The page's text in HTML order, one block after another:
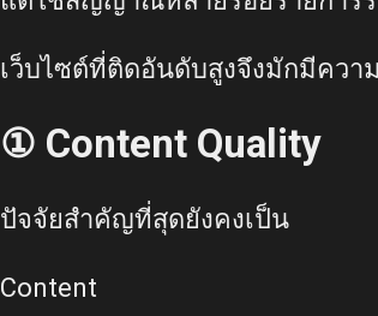
เว็บไซต์ที่ติดอันดับสูงจึงมักมีคว
① Content Quality
ปัจจัยสำคัญที่สุดยังคงเป็น
Content